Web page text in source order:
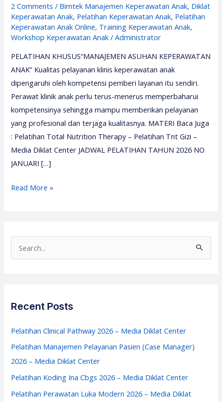
2 Comments / Bimtek Manajemen Keperawatan Anak, Diklat
Keperawatan Anak, Pelatihan Keperawatan Anak, Pelatihan
Keperawatan Anak Online, Training Keperawatan Anak,
Workshop Keperawatan Anak /Administrator
PELATIHAN KHUSUS“MANAJEMEN ASUHAN KEPERAWATAN
ANAK” Kualitas pelayanan klinis keperawatan anak
dipengaruhi oleh kompetensi pemberi layanan itu sendiri.
Perawat klinik anak perlu terus-menerus memperbaharui
kompetensinya sehingga mampu memberikan pelayanan
yang profesional dan terjaga kualitasnya. MATERI Baca Juga
: Pelatihan Total Nutrition Therapy – Pelatihan Tnt Gizi –
Media Diklat Center JADWAL PELATIHAN TAHUN 2026 NO
JANUARI […]
Pelatihan
–
Media
Read More »
e
f
o
r
Recent Posts
Pelatihan Clinical Pathway 2026 – Media Diklat Center
Pelatihan Manajemen Pelayanan Pasien (Case Manager)
2026 – Media Diklat Center
Pelatihan Koding Ina Cbgs 2026 – Media Diklat Center
Pelatihan Perawatan Luka Modern 2026 – Media Diklat